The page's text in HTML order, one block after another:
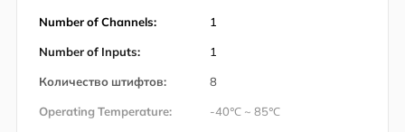
Number of Channels: 1
Number of Inputs: 1
Количество штифтов: 8
Operating Temperature: -40℃ ~ 85℃